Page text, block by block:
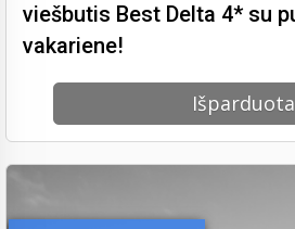
viešbutis Best Delta 4* su
vakariene!
Išparduota